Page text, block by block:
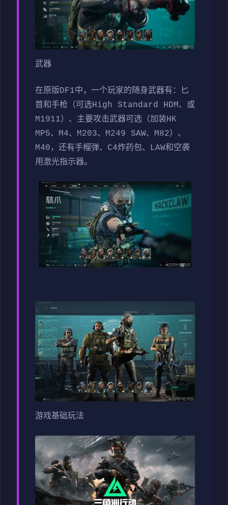
武器
在原版DF1中，一个玩家的随身武器有：匕
首和手枪（可选High Standard HDM、或
M1911）、主要攻击武器可选（加装HK
MP5、M4、M203、M249 SAW、M82）、
M40，还有手榴弹、C4炸药包、LAW和空袭
用激光指示器。
游戏基础玩法